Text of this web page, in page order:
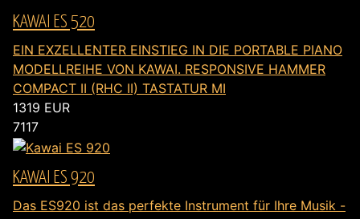
KAWAI ES 520
EIN EXZELLENTER EINSTIEG IN DIE PORTABLE PIANO
MODELLREIHE VON KAWAI. RESPONSIVE HAMMER
COMPACT II (RHC II) TASTATUR MI
1319 EUR
7117
KAWAI ES 920
Das ES920 ist das perfekte Instrument für Ihre Musik -